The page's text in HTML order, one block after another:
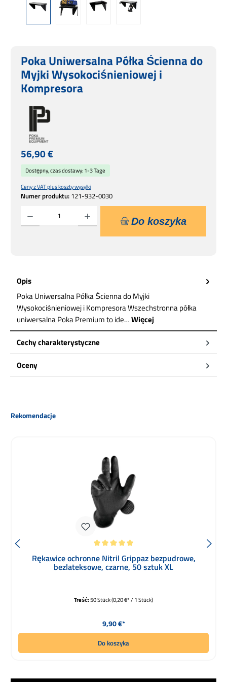
Poka Uniwersalna Półka Ścienna do
Myjki Wysokociśnieniowej i
Kompresora
Cena regularna:
56,90 €
Ceny z VAT plus koszty wysyłki
Numer produktu: 121-932-0030
Dostępny, czas dostawy: 1-3 Tage
Do koszyka
Opis
Poka Uniwersalna Półka Ścienna do Myjki
Wysokociśnieniowej i Kompresora Wszechstronna półka
uniwersalna Poka Premium to ide…Więcej
Cechy charakterystyczne
Oceny
Pomiń galerię produktów
Rekomendacje
Średnia ocena 5 z 5 gwiazdek
Rękawice ochronne Nitril Grippaz bezpudrowe,
bezlateksowe, czarne, 50 sztuk XL
Treść:50 Stück(0,20 €* / 1 Stück)
Cena regularna:
9,90 €*
Do koszyka